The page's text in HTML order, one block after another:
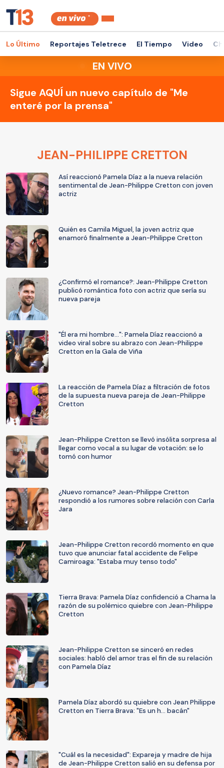
Lo Último Reportajes Teletrece El Tiempo Video
EN VIVO
Sigue AQUÍ un nuevo capítulo de "Me
enteré por la prensa"
JEAN-PHILIPPE CRETTON
Así reaccionó Pamela Díaz a la nueva relación
sentimental de Jean-Philippe Cretton con joven
actriz
Quién es Camila Miguel, la joven actriz que
enamoró finalmente a Jean-Philippe Cretton
¿Confirmó el romance?: Jean-Philippe Cretton
publicó romántica foto con actriz que sería su
nueva pareja
"Él era mi hombre...": Pamela Díaz reaccionó a
video viral sobre su abrazo con Jean-Philippe
Cretton en la Gala de Viña
La reacción de Pamela Díaz a filtración de fotos
de la supuesta nueva pareja de Jean-Philippe
Cretton
Jean-Philippe Cretton se llevó insólita sorpresa al
llegar como vocal a su lugar de votación: se lo
tomó con humor
¿Nuevo romance? Jean-Philippe Cretton
respondió a los rumores sobre relación con Carla
Jara
Jean-Philippe Cretton recordó momento en que
tuvo que anunciar fatal accidente de Felipe
Camiroaga: "Estaba muy tenso todo"
Tierra Brava: Pamela Díaz confidenció a Chama la
razón de su polémico quiebre con Jean-Philippe
Cretton
Jean-Philippe Cretton se sinceró en redes
sociales: habló del amor tras el fin de su relación
con Pamela Díaz
Pamela Díaz abordó su quiebre con Jean Philippe
Cretton en Tierra Brava: "Es un h... bacán"
"Cuál es la necesidad": Expareja y madre de hija
de Jean-Philippe Cretton salió en su defensa por